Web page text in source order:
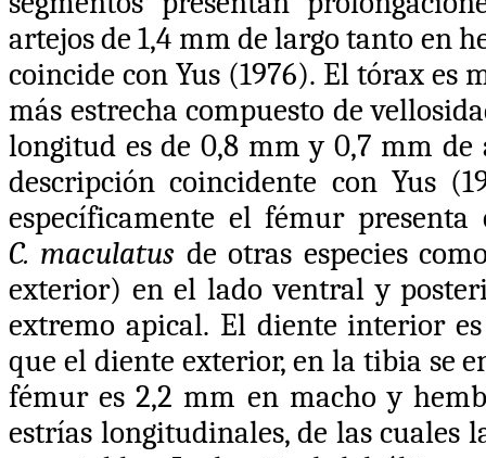
artejos de 1,4 mm de largo tanto en
coincide con Yus (1976). El tórax es
más estrecha compuesto de
longitud es de 0,8 mm y 0,7 mm
descripción coincidente con Yus
específicamente el fémur
C. maculatus de otras especies
exterior) en el lado ventral y
extremo apical. El diente interior
que el diente exterior, en la tibia se
fémur es 2,2 mm en macho y
estrías longitudinales, de las cuales